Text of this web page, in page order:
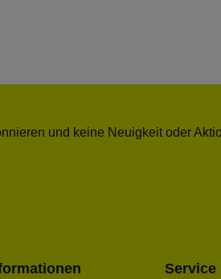
und keine Neuigkeit oder
Service